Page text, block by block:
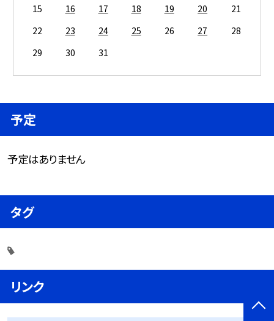
15
16 17 18 19 20
21
22
23 24 25 26 27
28
29
30 31
予定
予定はありません
タグ
リンク